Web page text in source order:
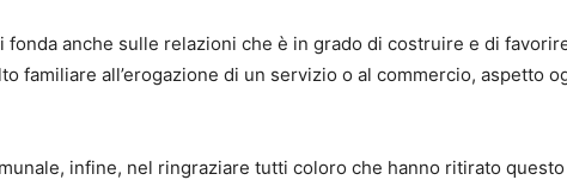
fonda anche sulle relazioni che è in grado di costruire e di
familiare all’erogazione di un servizio o al commercio, aspetto
infine, nel ringraziare tutti coloro che hanno ritirato questo